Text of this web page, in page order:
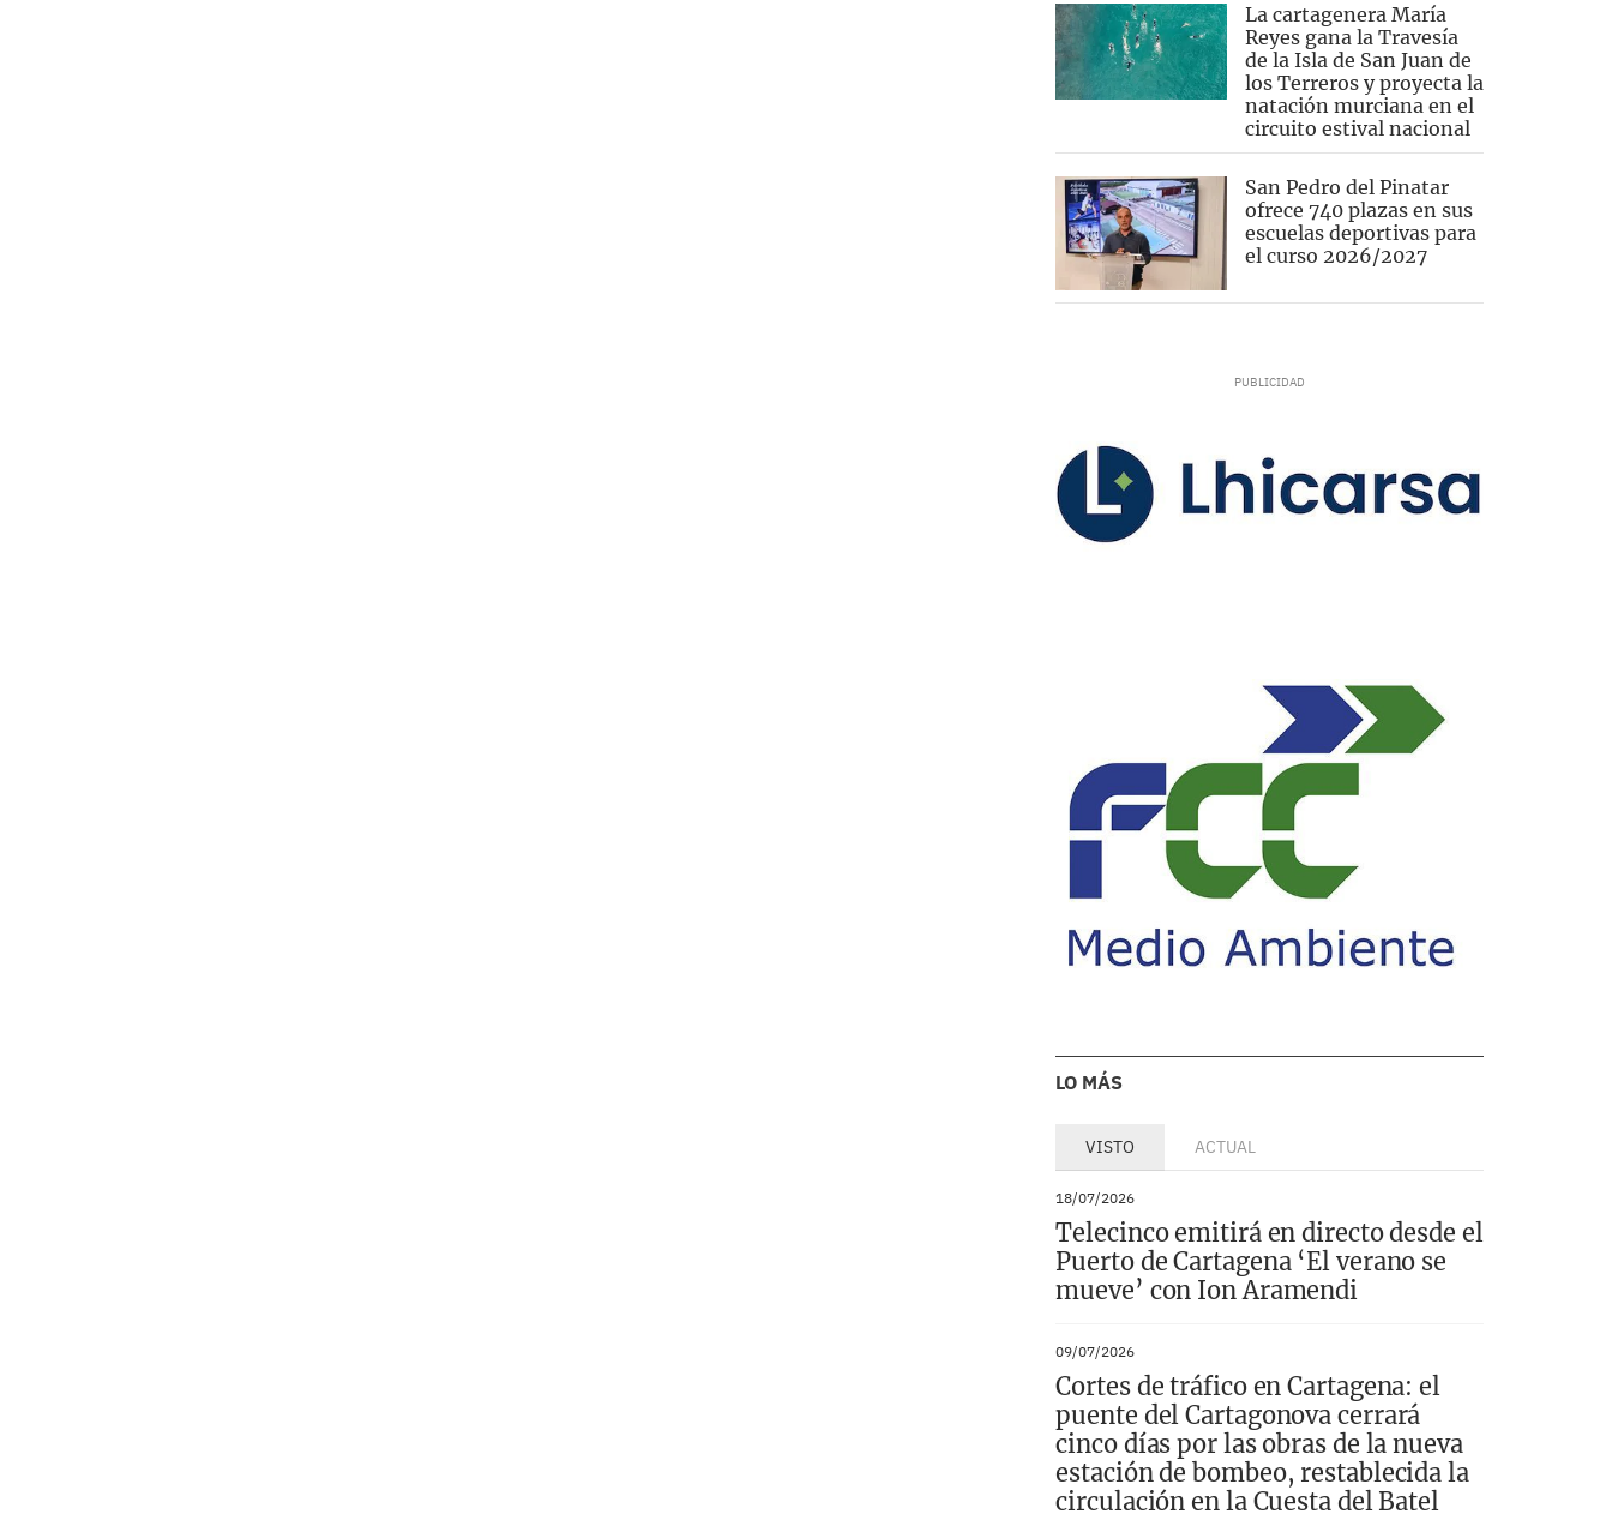
La cartagenera María
Reyes gana la Travesía
de la Isla de San Juan de
los Terreros y proyecta la
natación murciana en el
circuito estival nacional
San Pedro del Pinatar
ofrece 740 plazas en sus
escuelas deportivas para
el curso 2026/2027
LO MÁS
VISTO ACTUAL
18/07/2026
Telecinco emitirá en directo desde el
Puerto de Cartagena ‘El verano se
mueve’ con Ion Aramendi
09/07/2026
Cortes de tráfico en Cartagena: el
puente del Cartagonova cerrará
cinco días por las obras de la nueva
estación de bombeo, restablecida la
circulación en la Cuesta del Batel